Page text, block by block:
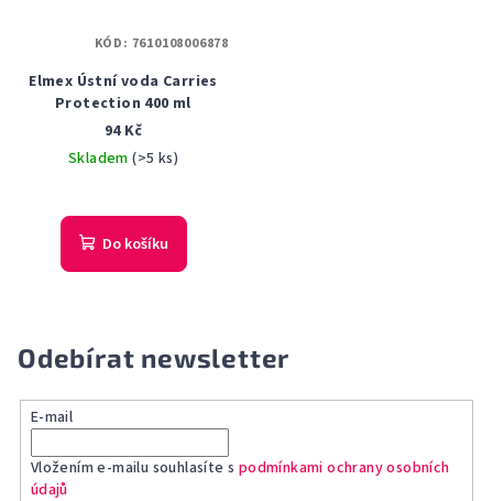
Elmex Ústní voda Carries
Protection 400 ml
94 Kč
Skladem(>5 ks)
Do košíku
KÓD: 7610108006878
Odebírat newsletter
E-mail
Vložením e-mailu souhlasíte s podmínkami ochrany osobních
údajů